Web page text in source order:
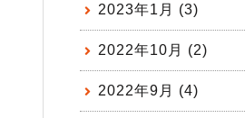
2023年1月 (3)
2022年10月 (2)
2022年9月 (4)